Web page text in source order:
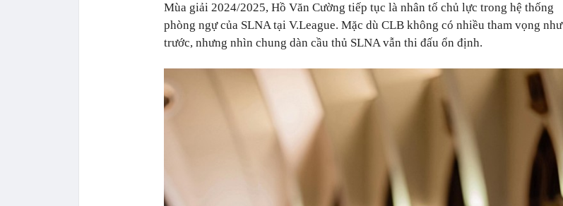
Mùa giải 2024/2025, Hồ Văn Cường tiếp tục là nhân tố chủ lực trong hệ thống
phòng ngự của SLNA tại V.League. Mặc dù CLB không có nhiều tham vọng như
trước, nhưng nhìn chung dàn cầu thủ SLNA vẫn thi đấu ổn định.